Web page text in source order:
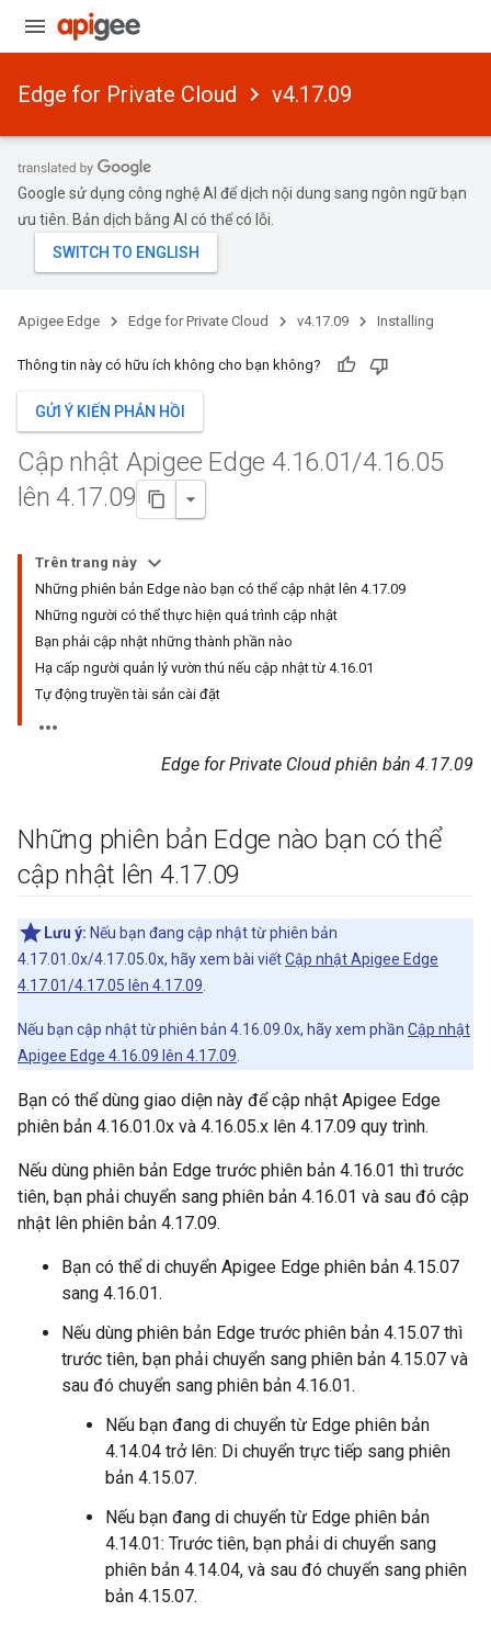
Edge for Private Cloud v4.17.09
Google sử dụng công nghệ AI để dịch nội dung sang ngôn ngữ bạn
ưu tiên. Bản dịch bằng AI có thể có lỗi.
Apigee Edge Edge for Private Cloud v4.17.09 Installing
Thông tin này có hữu ích không cho bạn không?
GỬI Ý KIẾN PHẢN HỒI
Cập nhật Apigee Edge 4.16.01/4.16.05
lên 4.17.09
Trên trang này
Những phiên bản Edge nào bạn có thể cập nhật lên 4.17.09
Những người có thể thực hiện quá trình cập nhật
Bạn phải cập nhật những thành phần nào
Hạ cấp người quản lý vườn thú nếu cập nhật từ 4.16.01
Tự động truyền tài sản cài đặt
Edge for Private Cloud phiên bản 4.17.09
Những phiên bản Edge nào bạn có thể
cập nhật lên 4.17.09
Lưu ý: Nếu bạn đang cập nhật từ phiên bản
4.17.01.0x/4.17.05.0x, hãy xem bài viếtCập nhật Apigee Edge
4.17.01/4.17.05 lên 4.17.09
Nếu bạn cập nhật từ phiên bản 4.16.09.0x, hãy xem phần Cập nhật
Apigee Edge 4.16.09 lên 4.17.09
Bạn có thể dùng giao diện này để cập nhật Apigee Edge
phiên bản 4.16.01.0x và 4.16.05.x lên 4.17.09 quy trình.
Nếu dùng phiên bản Edge trước phiên bản 4.16.01 thì trước
tiên, bạn phải chuyển sang phiên bản 4.16.01 và sau đó cập
nhật lên phiên bản 4.17.09.
Bạn có thể di chuyển Apigee Edge phiên bản 4.15.07
sang 4.16.01.
Nếu dùng phiên bản Edge trước phiên bản 4.15.07 thì
trước tiên, bạn phải chuyển sang phiên bản 4.15.07 và
sau đó chuyển sang phiên bản 4.16.01.
Nếu bạn đang di chuyển từ Edge phiên bản
4.14.04 trở lên: Di chuyển trực tiếp sang phiên
bản 4.15.07.
Nếu bạn đang di chuyển từ Edge phiên bản
4.14.01: Trước tiên, bạn phải di chuyển sang
phiên bản 4.14.04, và sau đó chuyển sang phiên
bản 4.15.07.